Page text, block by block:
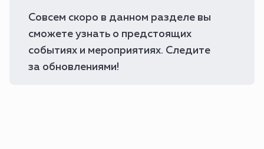
Совсем скоро в данном разделе вы
сможете узнать о предстоящих
событиях и мероприятиях. Следите
за обновлениями!